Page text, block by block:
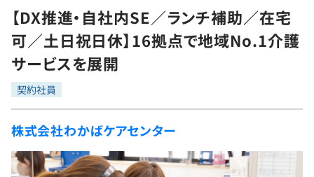
転職成功ガイド
転職エージェント
インタビュー
転職成功ガイド
求人検索
本選考
インターン
新卒エージェント
イベント・セミナー
学習
問題集
4択課題
ナレッジ
プログラミング言語
評価結果一覧
ゲーム・マンガ
Tech Team Journal
paizaとは？
【DX推進・自社内SE／ランチ補助／在宅
可／土日祝日休】16拠点で地域No.1介護
サービスを展開
契約社員
株式会社わかばケアセンター